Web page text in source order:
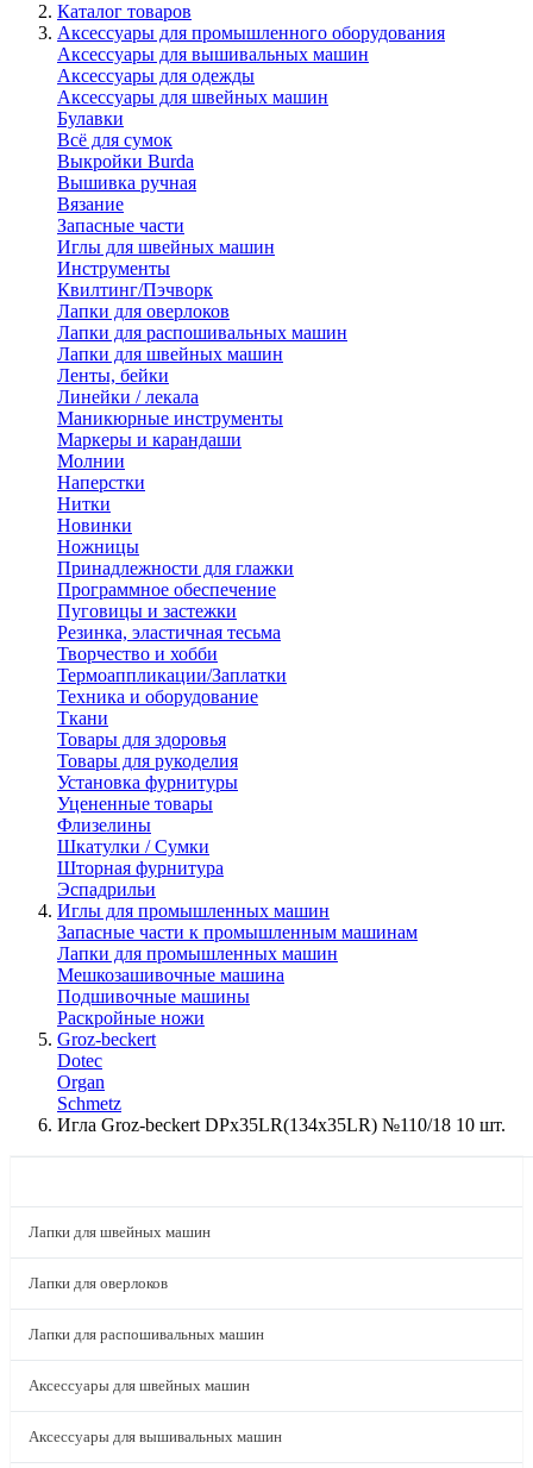
Каталог товаров
Аксессуары для промышленного оборудования
Аксессуары для вышивальных машин
Аксессуары для одежды
Аксессуары для швейных машин
Булавки
Всё для сумок
Выкройки Burda
Вышивка ручная
Вязание
Запасные части
Иглы для швейных машин
Инструменты
Квилтинг/Пэчворк
Лапки для оверлоков
Лапки для распошивальных машин
Лапки для швейных машин
Ленты, бейки
Линейки / лекала
Маникюрные инструменты
Маркеры и карандаши
Молнии
Наперстки
Нитки
Новинки
Ножницы
Принадлежности для глажки
Программное обеспечение
Пуговицы и застежки
Резинка, эластичная тесьма
Творчество и хобби
Термоаппликации/Заплатки
Техника и оборудование
Ткани
Товары для здоровья
Товары для рукоделия
Установка фурнитуры
Уцененные товары
Флизелины
Шкатулки / Сумки
Шторная фурнитура
Эспадрильи
Иглы для промышленных машин
Запасные части к промышленным машинам
Лапки для промышленных машин
Мешкозашивочные машина
Подшивочные машины
Раскройные ножи
Groz-beckert
Dotec
Organ
Schmetz
Игла Groz-beckert DPx35LR(134x35LR) №110/18 10 шт.
Лапки для швейных машин
Лапки для оверлоков
Лапки для распошивальных машин
Аксессуары для швейных машин
Аксессуары для вышивальных машин